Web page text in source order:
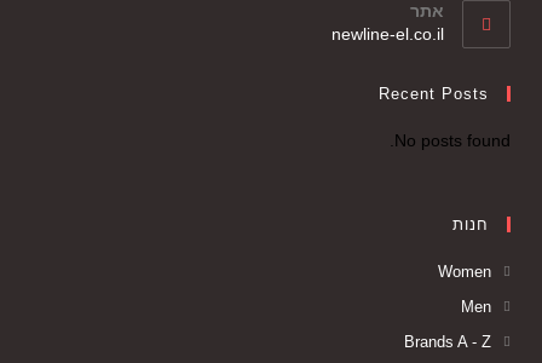
אתר
newline-el.co.il
Recent Posts
No posts found.
חנות
Women
Men
Brands A - Z